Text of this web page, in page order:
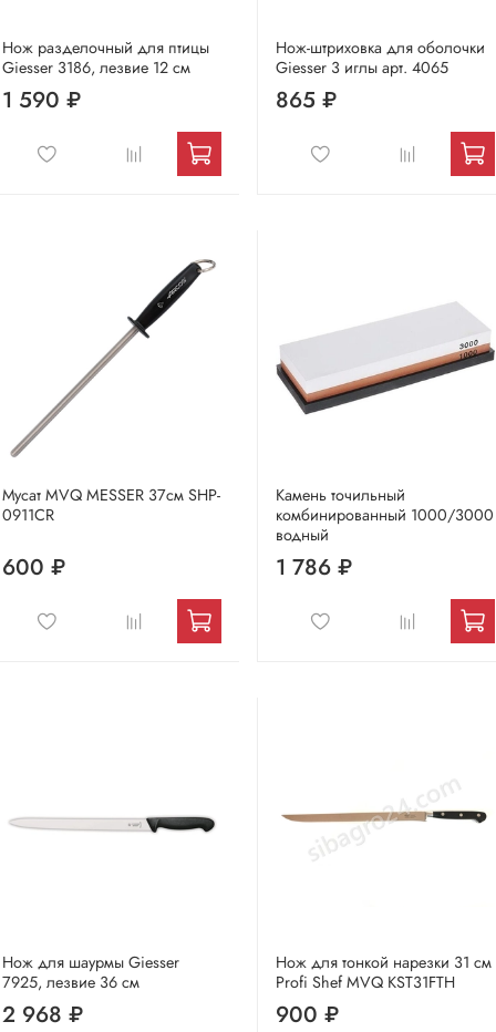
Нож разделочный для птицы
Giesser 3186, лезвие 12 см
1 590 ₽
Нож-штриховка для оболочки
Giesser 3 иглы арт. 4065
865 ₽
Мусат MVQ MESSER 37см SHP-
0911CR
600 ₽
Камень точильный
комбинированный 1000/3000
водный
1 786 ₽
Нож для шаурмы Giesser
7925, лезвие 36 см
2 968 ₽
Нож для тонкой нарезки 31 см
Profi Shef MVQ KST31FTH
900 ₽